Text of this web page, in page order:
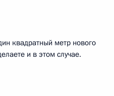
квадратный метр нового
и в этом случае.